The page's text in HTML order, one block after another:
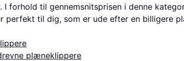
I forhold til gennemsnitsprisen i denne
perfekt til dig, som er ude efter en billigere
plæneklippere